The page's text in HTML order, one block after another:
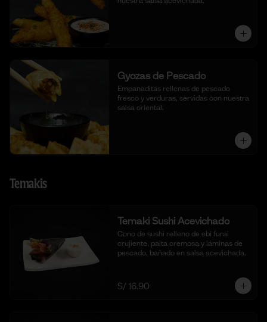
Gyozas de Pescado
Empanaditas rellenas de pescado
fresco y verduras, servidas con nuestra
salsa oriental.
Temakis
Temaki Sushi Acevichado
Cono de sushi relleno de ebi furai
crujiente, palta cremosa y láminas de
pescado, bañado en salsa acevichada.
S/ 16.90